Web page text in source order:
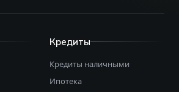
Кредиты
Кредиты наличными
Ипотека